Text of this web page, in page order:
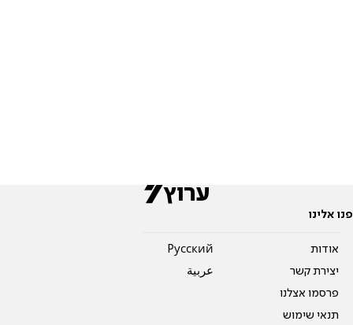
פנו אלינו
אודות
יצירת קשר
פרסמו אצלנו
תנאי שימוש
Pусский
عربية